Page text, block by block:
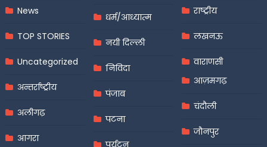
News
TOP STORIES
Uncategorized
अन्तर्राष्ट्रीय
अलीगढ़
आगरा
धर्म/आध्यात्म
नयी दिल्ली
निविदा
पंजाब
पटना
पर्यटन
राष्ट्रीय
लखनऊ
वाराणसी
आज़मगढ़
चंदौली
जौनपुर